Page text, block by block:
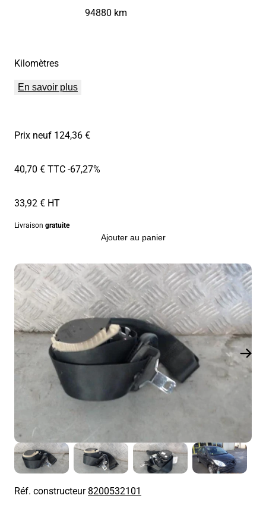
Kilomètres
94880 km
En savoir plus
Prix neuf 124,36 €
40,70 € TTC-67,27%
33,92 € HT
Livraison gratuite
Ajouter au panier
Réf. constructeur8200532101